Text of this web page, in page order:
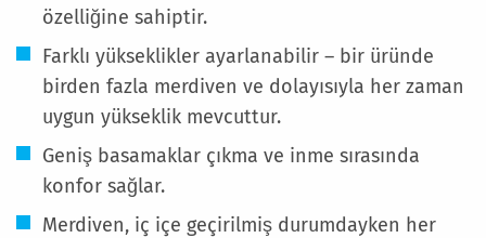
özelliğine sahiptir.
Farklı yükseklikler ayarlanabilir – bir üründe
birden fazla merdiven ve dolayısıyla her zaman
uygun yükseklik mevcuttur.
Geniş basamaklar çıkma ve inme sırasında
konfor sağlar.
Merdiven, iç içe geçirilmiş durumdayken her